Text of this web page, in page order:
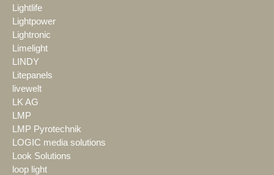
Lightlife
Lightpower
Lightronic
Limelight
LINDY
Litepanels
livewelt
LK AG
LMP
LMP Pyrotechnik
LOGIC media solutions
Look Solutions
loop light